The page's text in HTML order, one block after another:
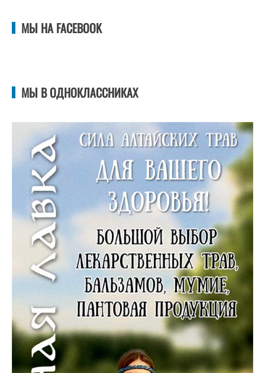
МЫ НА FACEBOOK
МЫ В ОДНОКЛАССНИКАХ